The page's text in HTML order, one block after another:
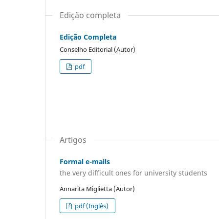
Edição completa
Edição Completa
Conselho Editorial (Autor)
pdf
Artigos
Formal e-mails
the very difficult ones for university students
Annarita Miglietta (Autor)
pdf (Inglês)